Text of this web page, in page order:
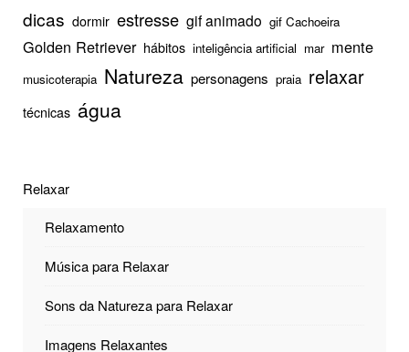
dicas dormir estresse gif animado gif Cachoeira
Golden Retriever hábitos inteligência artificial mar mente
musicoterapia Natureza personagens praia relaxar
técnicas água
Relaxar
Relaxamento
Música para Relaxar
Sons da Natureza para Relaxar
Imagens Relaxantes